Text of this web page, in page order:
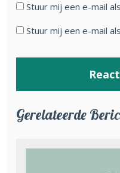
Stuur mij een e-mail
Stuur mij een e-mail
Gerelateerde